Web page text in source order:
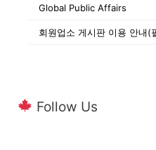
Global Public Affairs
회원업소 게시판 이용 안내(
Follow Us